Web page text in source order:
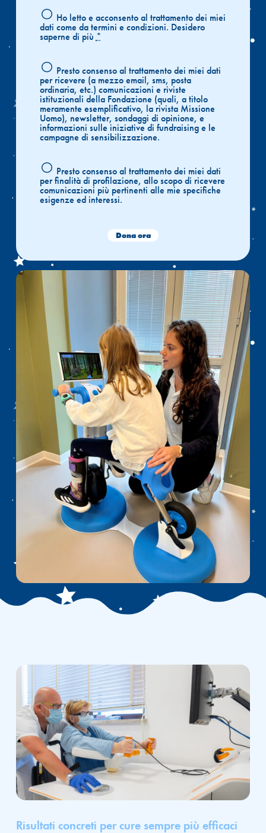
dati come da termini e condizioni. Desidero
saperne di più *
per ricevere (a mezzo email, sms, posta
ordinaria, etc.) comunicazioni e riviste
istituzionali della Fondazione (quali, a titolo
meramente esemplificativo, la rivista Missione
Uomo), newsletter, sondaggi di opinione, e
informazioni sulle iniziative di fundraising e le
campagne di sensibilizzazione.
per finalità di profilazione, allo scopo di ricevere
comunicazioni più pertinenti alle mie specifiche
esigenze ed interessi.
Dona ora
Risultati concreti per cure sempre più efficaci